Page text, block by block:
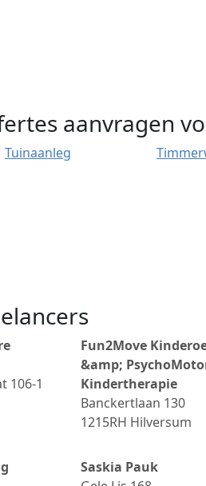
aanvragen
Tuinaanleg
106-1
Fun2Move
&amp;
Kindertherapie
Banckertlaan 130
1215RH Hilversum
Saskia Pauk